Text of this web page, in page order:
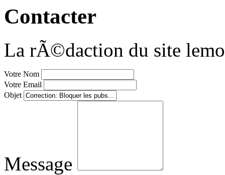
Contacter
La rÃ©daction du site
Votre Nom
Votre Email
Objet
Message